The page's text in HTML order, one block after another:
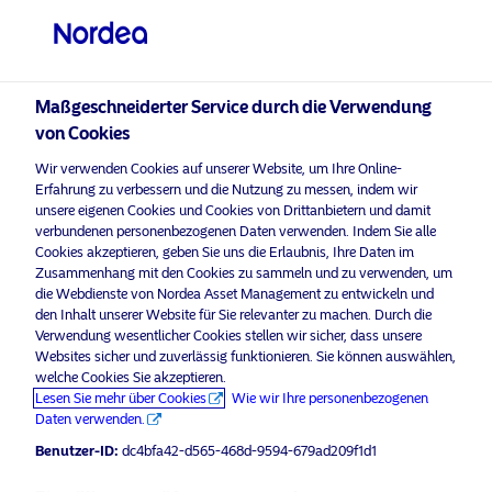
Bitte wählen Sie Ihr Anlegerprofil
aus
Land
Schweiz
Sprache
Deutsch
Qualifizierter Anleger
Nordea Asset Management ist einer der größten Asset
Manager in den nordischen Ländern und verfügt über
eine globale Präsenz in Europa, Amerika und Asien.
Risikohinweise
Home
Über uns
Datenschutzerklärung
Maßgeschneiderter Service durch die Verwendung
von Cookies
Wir verwenden Cookies auf unserer Website, um Ihre Online-
Erfahrung zu verbessern und die Nutzung zu messen, indem wir
unsere eigenen Cookies und Cookies von Drittanbietern und damit
verbundenen personenbezogenen Daten verwenden. Indem Sie alle
Cookies akzeptieren, geben Sie uns die Erlaubnis, Ihre Daten im
Zusammenhang mit den Cookies zu sammeln und zu verwenden, um
die Webdienste von Nordea Asset Management zu entwickeln und
den Inhalt unserer Website für Sie relevanter zu machen. Durch die
Verwendung wesentlicher Cookies stellen wir sicher, dass unsere
Websites sicher und zuverlässig funktionieren. Sie können auswählen,
welche Cookies Sie akzeptieren.
Lesen Sie mehr über Cookies
Wie wir Ihre personenbezogenen
Daten verwenden.
Benutzer-ID: dc4bfa42-d565-468d-9594-679ad209f1d1